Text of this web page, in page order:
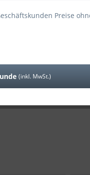
Preise
(inkl. MwSt.)